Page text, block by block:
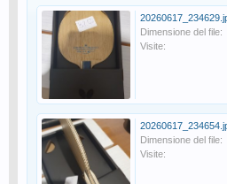
Dimensione del file:
Visite:
Dimensione del file:
Visite: